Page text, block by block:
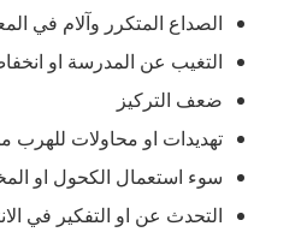
الصداع المتكرر وآلام في
التغيب عن المدرسة او
ضعف التركيز
تهديدات او محاولات للهرب
سوء استعمال الكحول او
التحدث عن او التفكير في